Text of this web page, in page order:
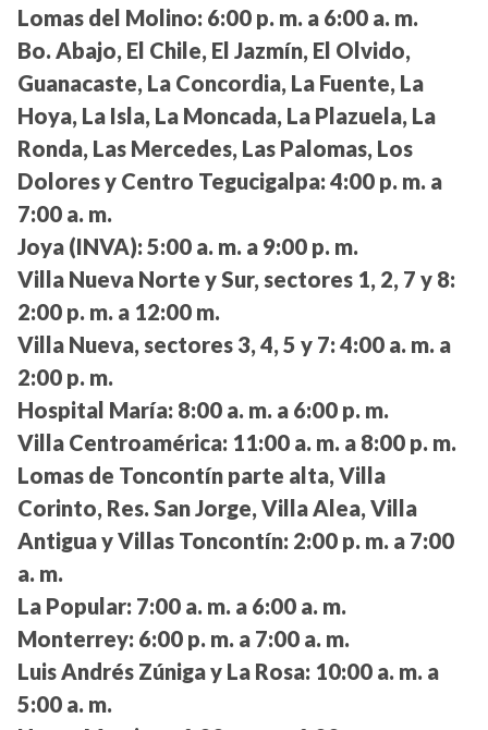
Lomas del Molino: 6:00 p. m. a 6:00 a. m.
Bo. Abajo, El Chile, El Jazmín, El Olvido,
Guanacaste, La Concordia, La Fuente, La
Hoya, La Isla, La Moncada, La Plazuela, La
Ronda, Las Mercedes, Las Palomas, Los
Dolores y Centro Tegucigalpa: 4:00 p. m. a
7:00 a. m.
Joya (INVA): 5:00 a. m. a 9:00 p. m.
Villa Nueva Norte y Sur, sectores 1, 2, 7 y 8:
2:00 p. m. a 12:00 m.
Villa Nueva, sectores 3, 4, 5 y 7: 4:00 a. m. a
2:00 p. m.
Hospital María: 8:00 a. m. a 6:00 p. m.
Villa Centroamérica: 11:00 a. m. a 8:00 p. m.
Lomas de Toncontín parte alta, Villa
Corinto, Res. San Jorge, Villa Alea, Villa
Antigua y Villas Toncontín: 2:00 p. m. a 7:00
a. m.
La Popular: 7:00 a. m. a 6:00 a. m.
Monterrey: 6:00 p. m. a 7:00 a. m.
Luis Andrés Zúniga y La Rosa: 10:00 a. m. a
5:00 a. m.